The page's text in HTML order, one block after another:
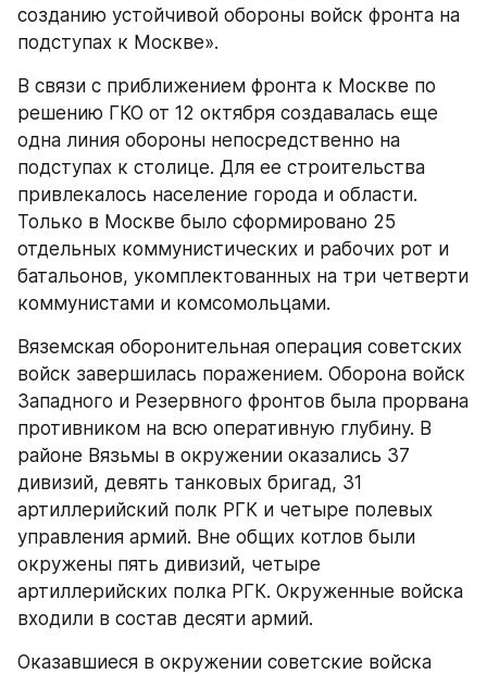
созданию устойчивой обороны войск фронта на
подступах к Москве».
В связи с приближением фронта к Москве по
решению ГКО от 12 октября создавалась еще
одна линия обороны непосредственно на
подступах к столице. Для ее строительства
привлекалось население города и области.
Только в Москве было сформировано 25
отдельных коммунистических и рабочих рот и
батальонов, укомплектованных на три четверти
коммунистами и комсомольцами.
Вяземская оборонительная операция советских
войск завершилась поражением. Оборона войск
Западного и Резервного фронтов была прорвана
противником на всю оперативную глубину. В
районе Вязьмы в окружении оказались 37
дивизий, девять танковых бригад, 31
артиллерийский полк РГК и четыре полевых
управления армий. Вне общих котлов были
окружены пять дивизий, четыре
артиллерийских полка РГК. Окруженные войска
входили в состав десяти армий.
Оказавшиеся в окружении советские войска